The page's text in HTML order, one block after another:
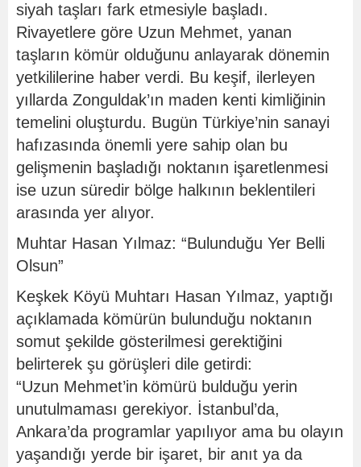
siyah taşları fark etmesiyle başladı.
Rivayetlere göre Uzun Mehmet, yanan
taşların kömür olduğunu anlayarak dönemin
yetkililerine haber verdi. Bu keşif, ilerleyen
yıllarda Zonguldak’ın maden kenti kimliğinin
temelini oluşturdu. Bugün Türkiye’nin sanayi
hafızasında önemli yere sahip olan bu
gelişmenin başladığı noktanın işaretlenmesi
ise uzun süredir bölge halkının beklentileri
arasında yer alıyor.
Muhtar Hasan Yılmaz: “Bulunduğu Yer Belli
Olsun”
Keşkek Köyü Muhtarı Hasan Yılmaz, yaptığı
açıklamada kömürün bulunduğu noktanın
somut şekilde gösterilmesi gerektiğini
belirterek şu görüşleri dile getirdi:
“Uzun Mehmet’in kömürü bulduğu yerin
unutulmaması gerekiyor. İstanbul’da,
Ankara’da programlar yapılıyor ama bu olayın
yaşandığı yerde bir işaret, bir anıt ya da